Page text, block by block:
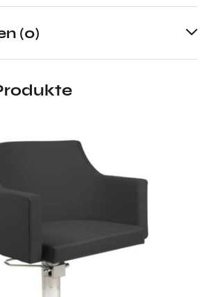
(0)